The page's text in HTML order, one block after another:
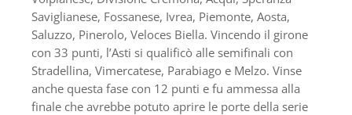
Saviglianese, Fossanese, Ivrea, Piemonte, Aosta,
Saluzzo, Pinerolo, Veloces Biella. Vincendo il girone
con 33 punti, l’Asti si qualificò alle semifinali con
Stradellina, Vimercatese, Parabiago e Melzo. Vinse
anche questa fase con 12 punti e fu ammessa alla
finale che avrebbe potuto aprire le porte della serie